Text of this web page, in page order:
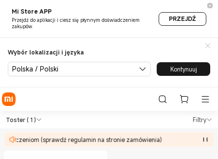
Mi Store APP
Przejdź do aplikacji i ciesz się płynnym doświadczeniem
zakupów.
PRZEJDŹ
Wybór lokalizacji i języka
Polska / Polski Kontynuuj
Shop Sprzęt kuchenny
Toster( 1 ) Filtry
(sprawdź regulamin na stronie zamówienia)
Shop Sprzęt kuchenny Toster in